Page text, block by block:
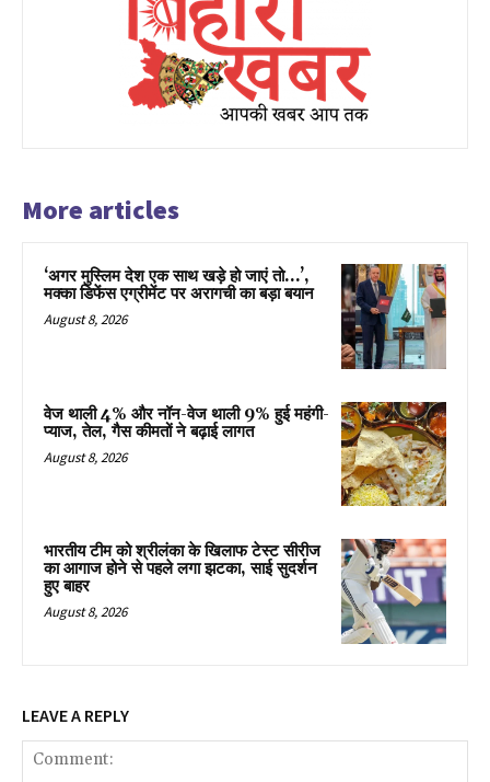
More articles
‘अगर मुस्लिम देश एक साथ खड़े हो जाएं तो…’,
मक्का डिफेंस एग्रीमेंट पर अरागची का बड़ा बयान
August 8, 2026
वेज थाली 4% और नॉन-वेज थाली 9% हुई महंगी-
प्याज, तेल, गैस कीमतों ने बढ़ाई लागत
August 8, 2026
भारतीय टीम को श्रीलंका के खिलाफ टेस्ट सीरीज
का आगाज होने से पहले लगा झटका, साई सुदर्शन
हुए बाहर
August 8, 2026
LEAVE A REPLY